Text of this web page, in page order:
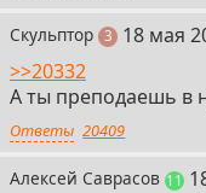
Скульптор 3поста
20
18 мая
>>20332
А ты преподаешь в
Ответы 20409
Алексей Саврасов 11